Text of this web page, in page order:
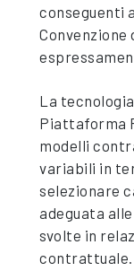
conseguenti
Convenzione
La
Piattaforma
modelli
variabili in
selezionare
adeguata
svolte in
contrattuale.